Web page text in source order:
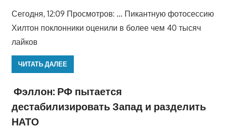
Сегодня, 12:09 Просмотров: … Пикантную фотосессию
Хилтон поклонники оценили в более чем 40 тысяч
лайков
ЧИТАТЬ ДАЛЕЕ
Фэллон: РФ пытается
дестабилизировать Запад и разделить
НАТО